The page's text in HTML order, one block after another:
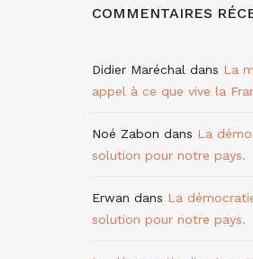
COMMENTAIRES
Didier Maréchal dans La
appel à ce que vive la
Noé Zabon dans La
solution pour notre pays.
Erwan dans La
solution pour notre pays.